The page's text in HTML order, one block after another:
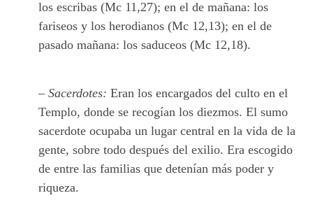
los escribas (Mc 11,27); en el de mañana: los
fariseos y los herodianos (Mc 12,13); en el de
pasado mañana: los saduceos (Mc 12,18).
– Sacerdotes: Eran los encargados del culto en el
Templo, donde se recogían los diezmos. El sumo
sacerdote ocupaba un lugar central en la vida de la
gente, sobre todo después del exilio. Era escogido
de entre las familias que detenían más poder y
riqueza.